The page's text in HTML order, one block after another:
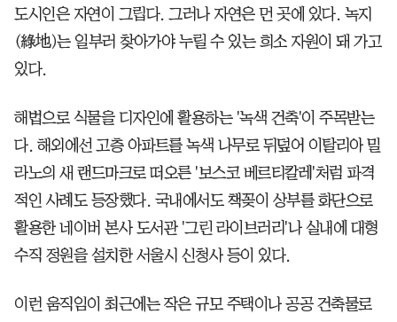
도시인은 자연이 그립다. 그러나 자연은 먼 곳에 있다. 녹지
(綠地)는 일부러 찾아가야 누릴 수 있는 희소 자원이 돼 가고
있다.
해법으로 식물을 디자인에 활용하는 '녹색 건축'이 주목받는
다. 해외에선 고층 아파트를 녹색 나무로 뒤덮어 이탈리아 밀
라노의 새 랜드마크로 떠오른 '보스코 베르티칼레'처럼 파격
적인 사례도 등장했다. 국내에서도 책꽂이 상부를 화단으로
활용한 네이버 본사 도서관 '그린 라이브러리'나 실내에 대형
수직 정원을 설치한 서울시 신청사 등이 있다.
이런 움직임이 최근에는 작은 규모 주택이나 공공 건축물로